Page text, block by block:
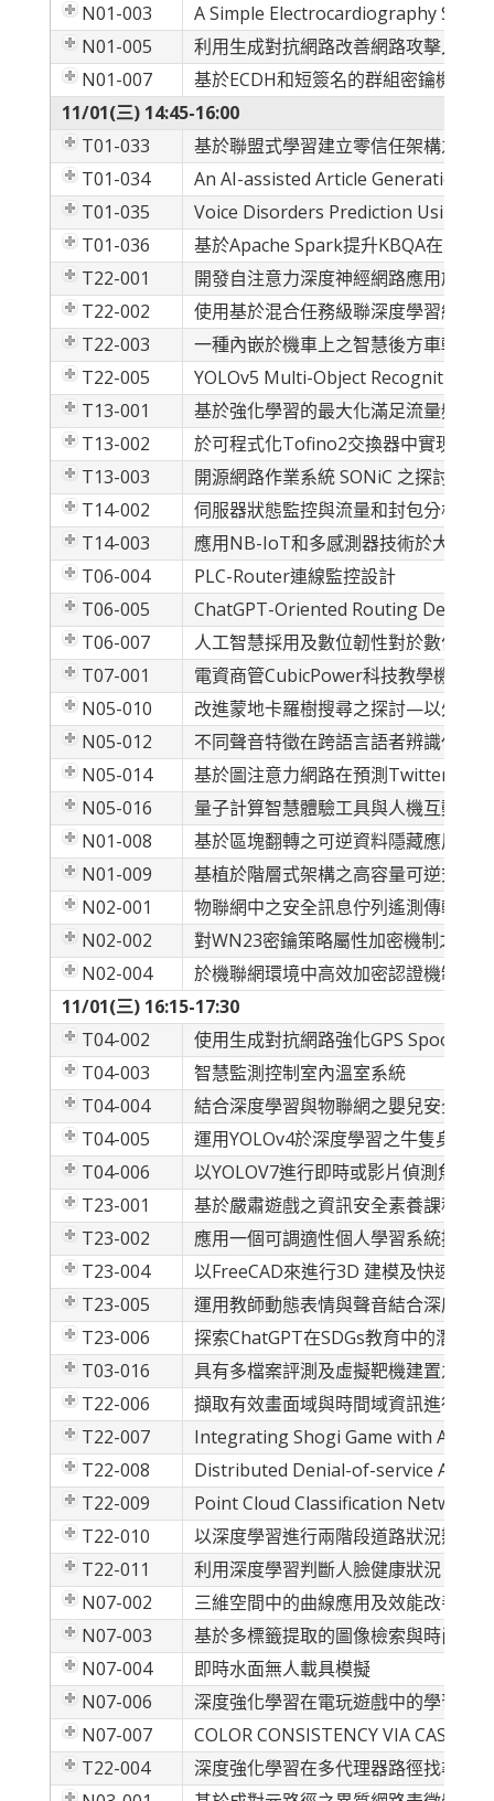
N01-003
A Simple Electrocardiography
N01-005
利用生成對抗網路改善網路攻擊入侵
N01-007
基於ECDH和短簽名的群組密鑰機制
11/01(三) 14:45-16:00
T01-033
基於聯盟式學習建立零信任架構之決
T01-034
An AI-assisted Article Generation
T01-035
Voice Disorders Prediction Using
T01-036
基於Apache Spark提升KBQA在大規
T22-001
開發自注意力深度神經網路應用於車
T22-002
使用基於混合任務級聯深度學習網路
T22-003
一種內嵌於機車上之智慧後方車輛接
T22-005
YOLOv5 Multi-Object Recognition
T13-001
基於強化學習的最大化滿足流量頻寬
T13-002
於可程式化Tofino2交換器中實現基
T13-003
開源網路作業系統 SONiC 之探討與
T14-002
伺服器狀態監控與流量和封包分析整
T14-003
應用NB-IoT和多感測器技術於大型重
T06-004
PLC-Router連線監控設計
T06-005
ChatGPT-Oriented Routing Design
T06-007
人工智慧採用及數位韌性對於數位創
T07-001
電資商管CubicPower科技教學機器人
N05-010
改進蒙地卡羅樹搜尋之探討—以外五
N05-012
不同聲音特徵在跨語言語者辨識任務
N05-014
基於圖注意力網路在預測Twitter推文
N05-016
量子計算智慧體驗工具與人機互動學
N01-008
基於區塊翻轉之可逆資料隱藏應用於
N01-009
基植於階層式架構之高容量可逆式加
N02-001
物聯網中之安全訊息佇列遙測傳輸協定
N02-002
對WN23密鑰策略屬性加密機制之密
N02-004
於機聯網環境中高效加密認證機制
11/01(三) 16:15-17:30
T04-002
使用生成對抗網路強化GPS Spoofing
T04-003
智慧監測控制室內溫室系統
T04-004
結合深度學習與物聯網之嬰兒安全偵
T04-005
運用YOLOv4於深度學習之牛隻身分識
T04-006
以YOLOV7進行即時或影片偵測魚群
T23-001
基於嚴肅遊戲之資訊安全素養課程開
T23-002
應用一個可調適性個人學習系統提升
T23-004
以FreeCAD來進行3D 建模及快速成
T23-005
運用教師動態表情與聲音結合深度
T23-006
探索ChatGPT在SDGs教育中的潛力
T03-016
具有多檔案評測及虛擬靶機建置之課
T22-006
擷取有效畫面域與時間域資訊進行深
T22-007
Integrating Shogi Game with AI
T22-008
Distributed Denial-of-service
T22-009
Point Cloud Classification Network
T22-010
以深度學習進行兩階段道路狀況辨識
T22-011
利用深度學習判斷人臉健康狀況
N07-002
三維空間中的曲線應用及效能改善
N07-003
基於多標籤提取的圖像檢索與時尚搭
N07-004
即時水面無人載具模擬
N07-006
深度強化學習在電玩遊戲中的學習歷
N07-007
COLOR CONSISTENCY VIA
T22-004
深度強化學習在多代理器路徑找尋之